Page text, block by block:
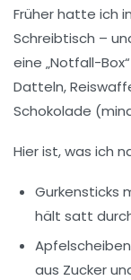
Früher hatte ich
Schreibtisch –
eine „Notfall-Box“
Datteln,
Schokolade
Hier ist, was ich
Gurkensticks
hält satt
aus Zucker